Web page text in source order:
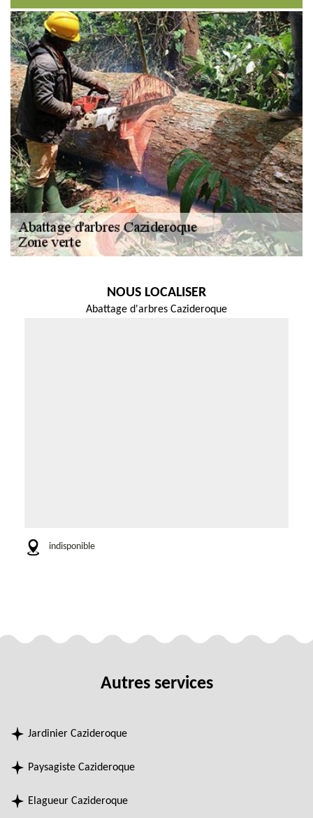
NOUS LOCALISER
Abattage d'arbres Cazideroque
indisponible
Autres services
Jardinier Cazideroque
Paysagiste Cazideroque
Elagueur Cazideroque